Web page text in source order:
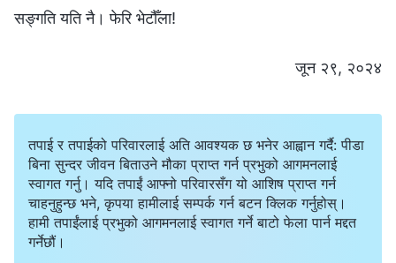
सङ्गति यति नै। फेरि भेटौँला!
जून २९, २०२४
तपाई र तपाईको परिवारलाई अति आवश्यक छ भनेर आह्वान गर्दै: पीडा
बिना सुन्दर जीवन बिताउने मौका प्राप्त गर्न प्रभुको आगमनलाई
स्वागत गर्नु। यदि तपाईं आफ्नो परिवारसँग यो आशिष प्राप्त गर्न
चाहनुहुन्छ भने, कृपया हामीलाई सम्पर्क गर्न बटन क्लिक गर्नुहोस्।
हामी तपाईंलाई प्रभुको आगमनलाई स्वागत गर्ने बाटो फेला पार्न मद्दत
गर्नेछौं।